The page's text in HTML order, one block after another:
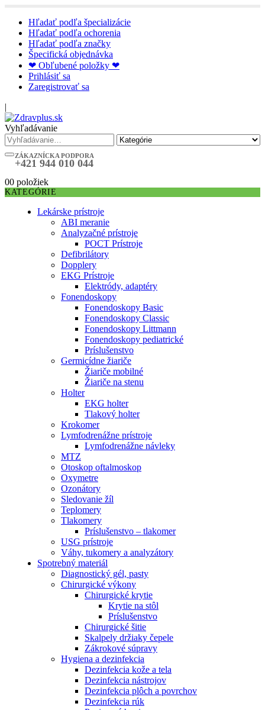
Hľadať podľa špecializácie
Hľadať podľa ochorenia
Hľadať podľa značky
Špecifická objednávka
❤ Obľubené položky ❤
Prihlásiť sa
Zaregistrovať sa
|
Vyhľadávanie
ZÁKAZNÍCKA PODPORA
+421 944 010 044
00 položiek
KATEGÓRIE
Lekárske prístroje
ABI meranie
Analyzačné prístroje
POCT Prístroje
Defibrilátory
Dopplery
EKG Prístroje
Elektródy, adaptéry
Fonendoskopy
Fonendoskopy Basic
Fonendoskopy Classic
Fonendoskopy Littmann
Fonendoskopy pediatrické
Príslušenstvo
Germicídne žiariče
Žiariče mobilné
Žiariče na stenu
Holter
EKG holter
Tlakový holter
Krokomer
Lymfodrenážne prístroje
Lymfodrenážne návleky
MTZ
Otoskop oftalmoskop
Oxymetre
Ozonátory
Sledovanie žíl
Teplomery
Tlakomery
Príslušenstvo – tlakomer
USG prístroje
Váhy, tukomery a analyzátory
Spotrebný materiál
Diagnostický gél, pasty
Chirurgické výkony
Chirurgické krytie
Krytie na stôl
Príslušenstvo
Chirurgické šitie
Skalpely držiaky čepele
Zákrokové súpravy
Hygiena a dezinfekcia
Dezinfekcia kože a tela
Dezinfekcia nástrojov
Dezinfekcia plôch a povrchov
Dezinfekcia rúk